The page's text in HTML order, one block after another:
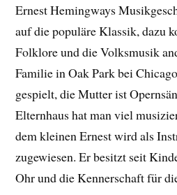
Ernest Hemingways
auf die populäre Klassik, dazu
Folklore und die Volksmusik
Familie in Oak Park bei
gespielt, die Mutter ist
Elternhaus hat man viel
dem kleinen Ernest wird als
zugewiesen. Er besitzt seit
Ohr und die Kennerschaft für